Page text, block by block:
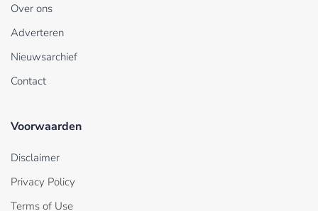
Over ons
Adverteren
Nieuwsarchief
Contact
Voorwaarden
Disclaimer
Privacy Policy
Terms of Use